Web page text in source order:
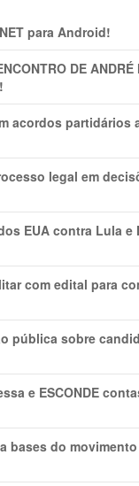
para Android!
DE ANDRÉ
acordos partidários
legal em
EUA contra Lula e
com edital para
pública sobre
e ESCONDE
bases do